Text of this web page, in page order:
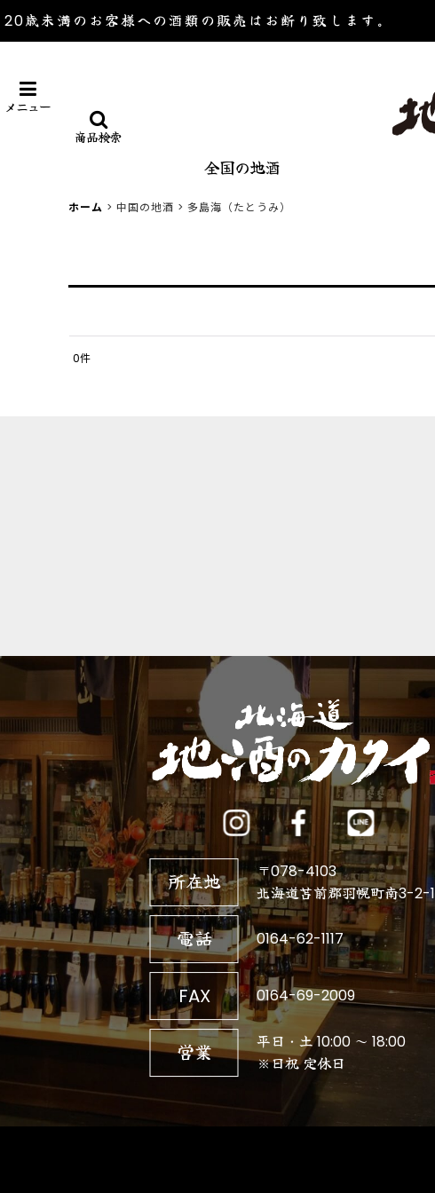
20歳未満のお客様への酒類の販売は お断り致します。
メニュー
全国の地酒
商品検索
ホーム > 中国の地酒 > 多島海（たとうみ）
0件
所在地
〒078-4103
北海道苫前郡羽幌町南3-2-1
電話 0164-62-1117
FAX 0164-69-2009
営業
平日・土 10:00 ～ 18:00
※日祝 定休日